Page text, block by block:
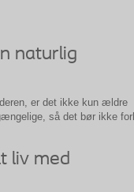
naturlig
er det ikke kun ældre
så det bør ikke
liv med